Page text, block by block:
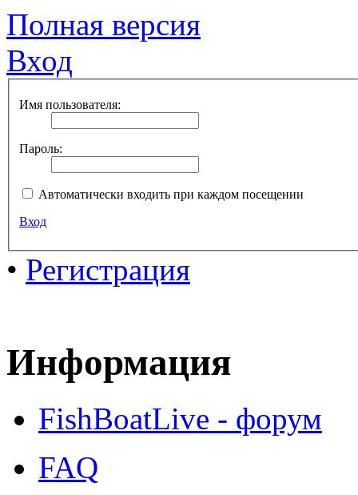
Полная версия
Вход
Имя пользователя:
Пароль:
Автоматически входить при каждом посещении
Вход
• Регистрация
Информация
FishBoatLive - форум
FAQ